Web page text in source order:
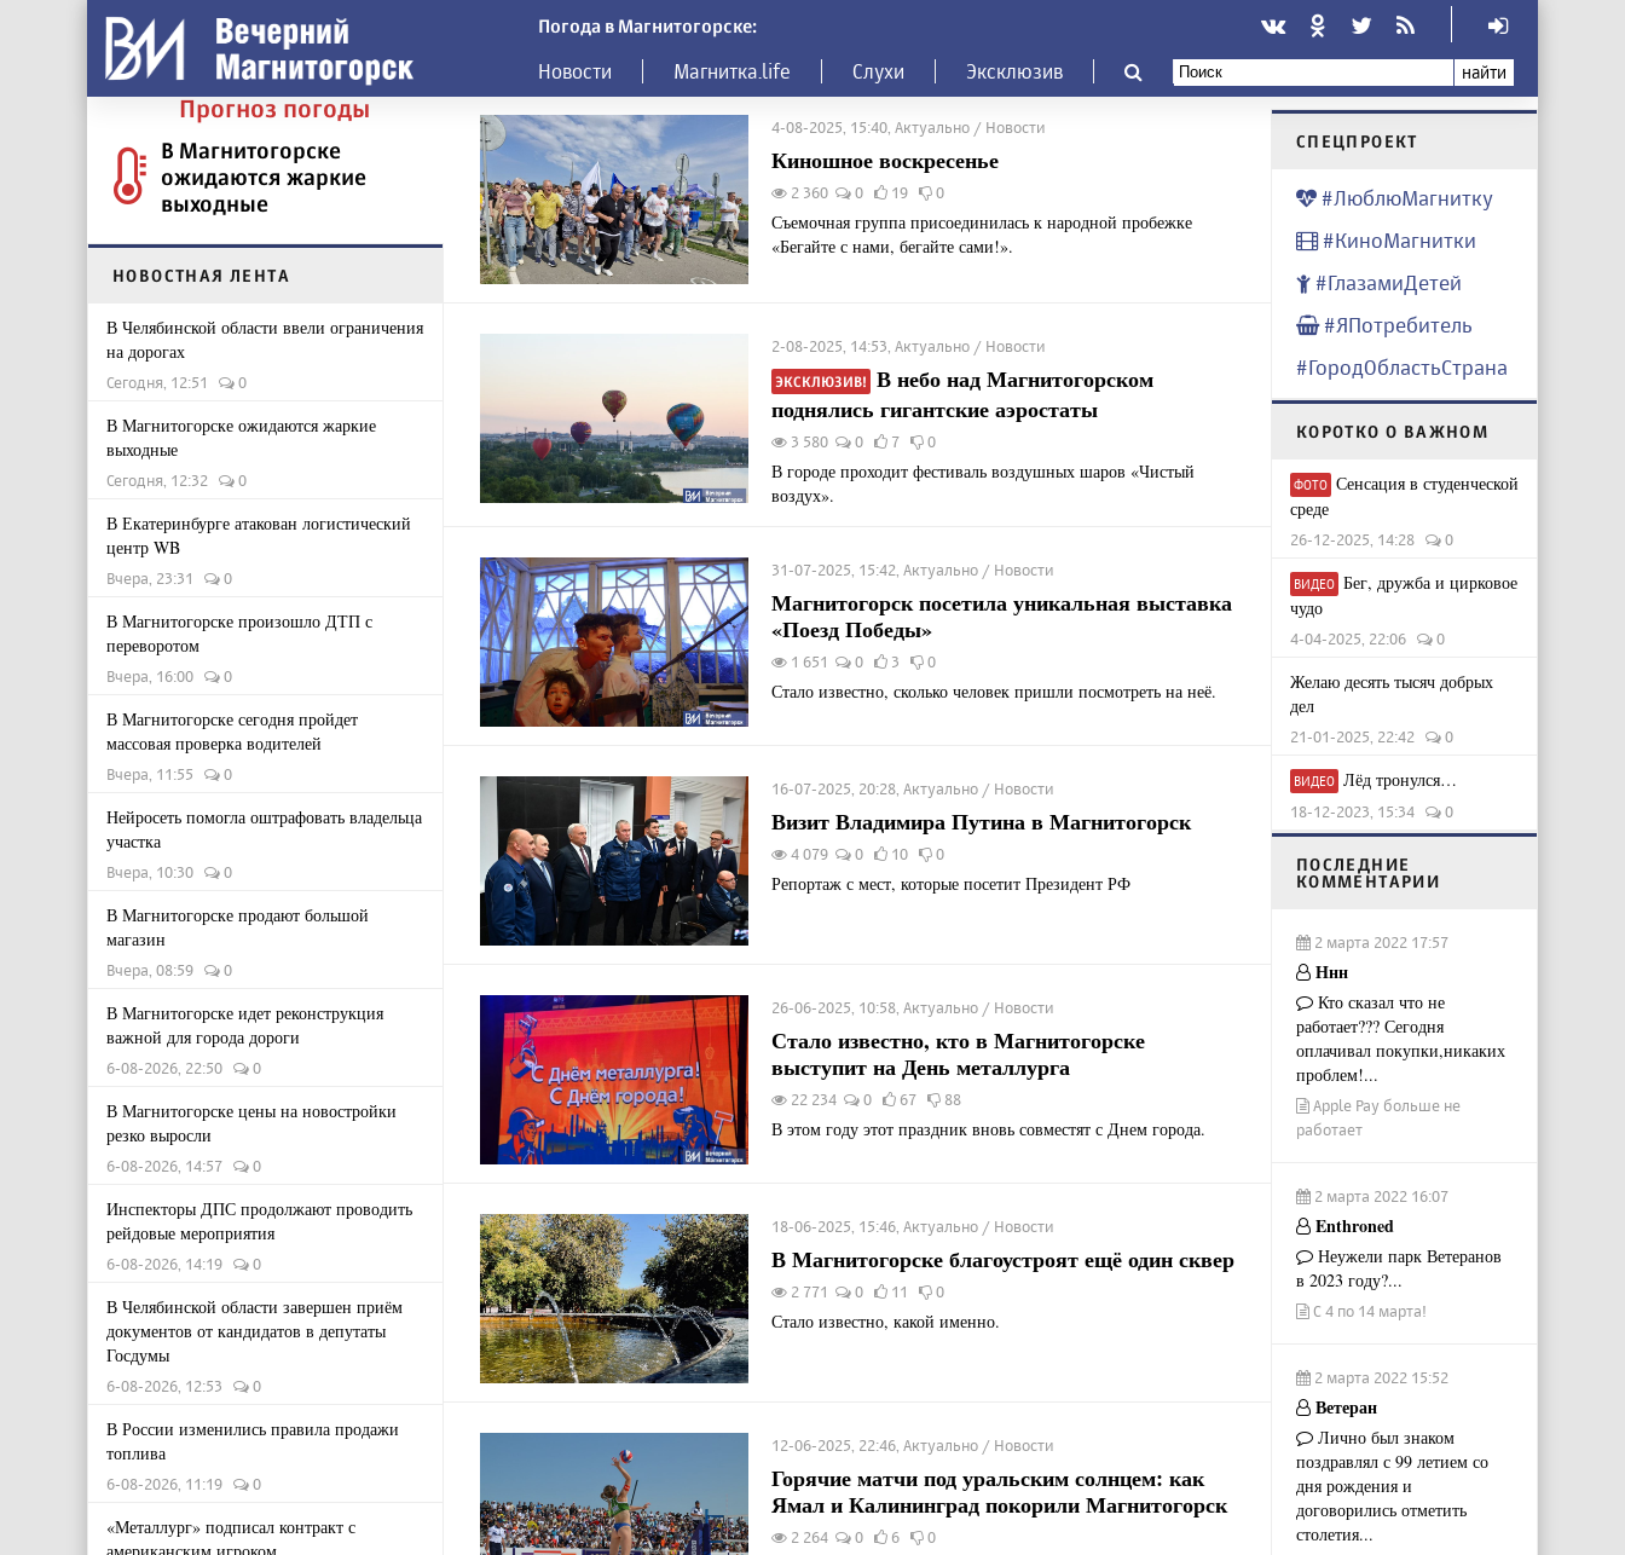
Погода в Магнитогорске:
Новости Магнитка.life Слухи Эксклюзив найти
Прогноз погоды
В Магнитогорске
ожидаются жаркие
выходные
НОВОСТНАЯ ЛЕНТА
В Челябинской области ввели ограничения
на дорогах
Сегодня, 12:51 0
В Магнитогорске ожидаются жаркие
выходные
Сегодня, 12:32 0
В Екатеринбурге атакован логистический
центр WB
Вчера, 23:31 0
В Магнитогорске произошло ДТП с
переворотом
Вчера, 16:00 0
В Магнитогорске сегодня пройдет
массовая проверка водителей
Вчера, 11:55 0
Нейросеть помогла оштрафовать владельца
участка
Вчера, 10:30 0
В Магнитогорске продают большой
магазин
Вчера, 08:59 0
В Магнитогорске идет реконструкция
важной для города дороги
6-08-2026, 22:50 0
В Магнитогорске цены на новостройки
резко выросли
6-08-2026, 14:57 0
Инспекторы ДПС продолжают проводить
рейдовые мероприятия
6-08-2026, 14:19 0
В Челябинской области завершен приём
документов от кандидатов в депутаты
Госдумы
6-08-2026, 12:53 0
В России изменились правила продажи
топлива
6-08-2026, 11:19 0
«Металлург» подписал контракт с
4-08-2025, 15:40, Актуально / Новости
Киношное воскресенье
2 360 0 19 0
Съемочная группа присоединилась к народной пробежке
«Бегайте с нами, бегайте сами!».
2-08-2025, 14:53, Актуально / Новости
ЭКСКЛЮЗИВ! В небо над Магнитогорском
поднялись гигантские аэростаты
3 580 0 7 0
В городе проходит фестиваль воздушных шаров «Чистый
воздух».
31-07-2025, 15:42, Актуально / Новости
Магнитогорск посетила уникальная выставка
«Поезд Победы»
1 651 0 3 0
Стало известно, сколько человек пришли посмотреть на неё.
16-07-2025, 20:28, Актуально / Новости
Визит Владимира Путина в Магнитогорск
4 079 0 10 0
Репортаж с мест, которые посетит Президент РФ
26-06-2025, 10:58, Актуально / Новости
Стало известно, кто в Магнитогорске
выступит на День металлурга
22 234 0 67 88
В этом году этот праздник вновь совместят с Днем города.
18-06-2025, 15:46, Актуально / Новости
В Магнитогорске благоустроят ещё один сквер
2 771 0 11 0
Стало известно, какой именно.
12-06-2025, 22:46, Актуально / Новости
Горячие матчи под уральским солнцем: как
Ямал и Калининград покорили Магнитогорск
2 264 0 6 0
CПЕЦПРОЕКТ
#ЛюблюМагнитку
#КиноМагнитки
#ГлазамиДетей
#ЯПотребитель
#ГородОбластьСтрана
КОРОТКО О ВАЖНОМ
ФОТО Сенсация в студенческой
среде
26-12-2025, 14:28 0
ВИДЕО Бег, дружба и цирковое
чудо
4-04-2025, 22:06 0
Желаю десять тысяч добрых
дел
21-01-2025, 22:42 0
ВИДЕО Лёд тронулся…
18-12-2023, 15:34 0
ПОСЛЕДНИЕ
КОММЕНТАРИИ
2 марта 2022 17:57
Ннн
Кто сказал что не
работает??? Сегодня
оплачивал покупки,никаких
проблем!...
Apple Pay больше не
работает
2 марта 2022 16:07
Enthroned
Неужели парк Ветеранов
в 2023 году?...
С 4 по 14 марта!
2 марта 2022 15:52
Ветеран
Лично был знаком
поздравлял с 99 летием со
дня рождения и
договорились отметить
столетия...